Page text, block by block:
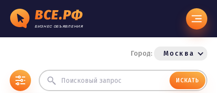
ВСЕ.РФ
БИЗНЕС ОБЪЯВЛЕНИЯ
Город: Москва
ИСКАТЬ